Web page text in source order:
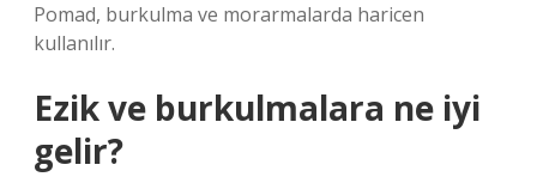
Pomad, burkulma ve morarmalarda haricen
kullanılır.
Ezik ve burkulmalara ne iyi
gelir?